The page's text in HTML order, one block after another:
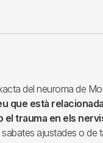
del neuroma de
que està
el trauma en els
ajustades o de